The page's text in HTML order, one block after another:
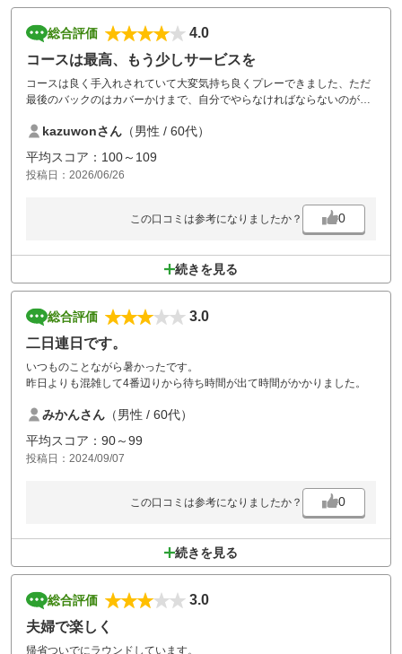
総合評価
4.0
コースは最高、もう少しサービスを
コースは良く手入れされていて大変気持ち良くプレーできました、ただ
最後のバックのはカバーかけまで、自分でやらなければならないのが、
kazuwonさん （男性 / 60代）
平均スコア：100～109
投稿日：2026/06/26
この口コミは参考になりましたか？ 0
続きを見る
総合評価
3.0
二日連日です。
いつものことながら暑かったです。
昨日よりも混雑して4番辺りから待ち時間が出て時間がかかりました。
みかんさん （男性 / 60代）
平均スコア：90～99
投稿日：2024/09/07
この口コミは参考になりましたか？ 0
続きを見る
総合評価
3.0
夫婦で楽しく
帰省ついでにラウンドしています。